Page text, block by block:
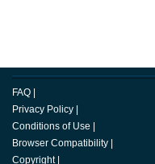
FAQ
Privacy Policy
Conditions of Use
Browser Compatibility
Copyright